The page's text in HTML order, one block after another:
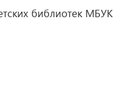
библиотек МБУК